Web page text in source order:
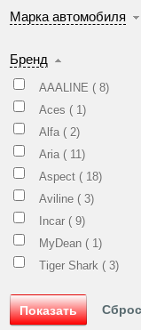
Марка автомобиля
Бренд
AAALINE ( 8)
Aces ( 1)
Alfa ( 2)
Aria ( 11)
Aspect ( 18)
Aviline ( 3)
Incar ( 9)
MyDean ( 1)
Tiger Shark ( 3)